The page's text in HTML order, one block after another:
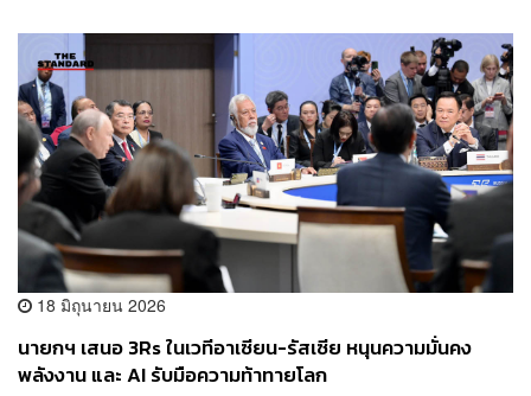
18 มิถุนายน 2026
นายกฯ เสนอ 3Rs ในเวทีอาเซียน-รัสเซีย หนุนความมั่นคง
พลังงาน และ AI รับมือความท้าทายโลก